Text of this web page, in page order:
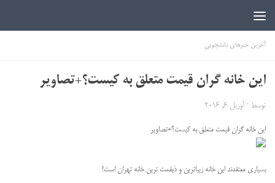
آخرین خبرهای دانشجویی
این خانه گران قیمت متعلق به کیست؟+تصاویر
توسط · آوریل 6, 2016
این خانه گران قیمت متعلق به کیست؟+تصاویر
بسیاری معتقدند این خانه زیباترین و ذیقمت ترین خانه تهران است!